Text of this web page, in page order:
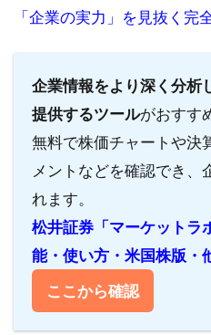
「企業の実力」を見抜く完
企業情報をより深く分析
提供するツールがおすす
無料で株価チャートや決
メントなどを確認でき、
れます。
松井証券「マーケットラ
能・使い方・米国株版・
ここから確認